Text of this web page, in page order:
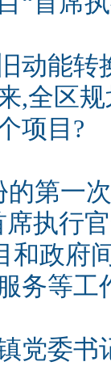
能转
,全区
项目?
一次
执行
和政府
务等工
委书记